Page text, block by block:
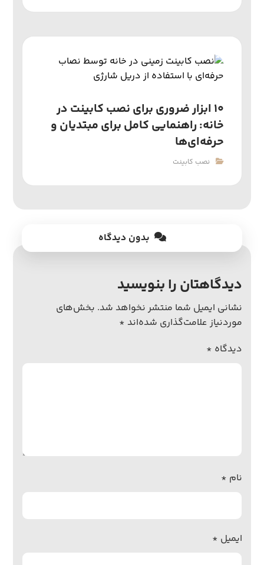
۱۰ ابزار ضروری برای نصب کابینت در
خانه: راهنمایی کامل برای مبتدیان و
حرفه‌ای‌ها
نصب کابینت
بدون دیدگاه
دیدگاهتان را بنویسید
نشانی ایمیل شما منتشر نخواهد شد. بخش‌های
موردنیاز علامت‌گذاری شده‌اند *
دیدگاه *
نام *
ایمیل *